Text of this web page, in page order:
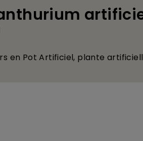
en Pot Artificiel, plante